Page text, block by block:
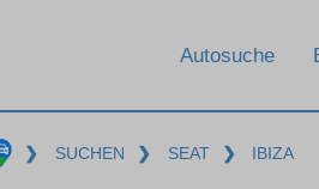
Autosuche
❯ SUCHEN ❯ SEAT ❯ IBIZA